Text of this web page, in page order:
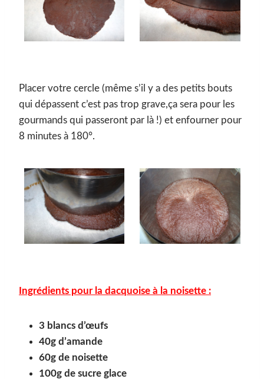
Placer votre cercle (même s’il y a des petits bouts
qui dépassent c’est pas trop grave,ça sera pour les
gourmands qui passeront par là !) et enfourner pour
8 minutes à 180°.
Ingrédients pour la dacquoise à la noisette :
3 blancs d’œufs
40g d’amande
60g de noisette
100g de sucre glace